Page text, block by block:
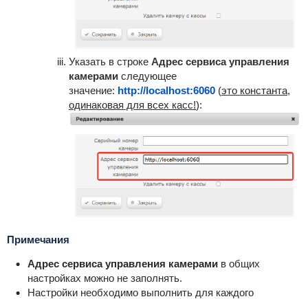
Указать в строке Адрес сервиса управления
камерами следующее
значение: http://localhost:6060(это константа,
одинаковая для всех касс!):
Примечания
Адрес сервиса управления камерамив общих
настройках можно не заполнять.
Настройки необходимо выполнить для каждого